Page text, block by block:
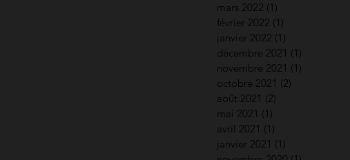
mars 2022 (1)
février 2022 (1)
janvier 2022 (1)
décembre 2021 (1)
novembre 2021 (1)
octobre 2021 (2)
août 2021 (2)
mai 2021 (1)
avril 2021 (1)
janvier 2021 (1)